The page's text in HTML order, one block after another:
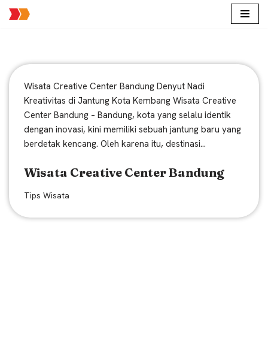
konten
Wisata Creative Center Bandung Denyut Nadi
Kreativitas di Jantung Kota Kembang Wisata Creative
Center Bandung – Bandung, kota yang selalu identik
dengan inovasi, kini memiliki sebuah jantung baru yang
berdetak kencang. Oleh karena itu, destinasi…
Wisata Creative Center Bandung
Tips Wisata